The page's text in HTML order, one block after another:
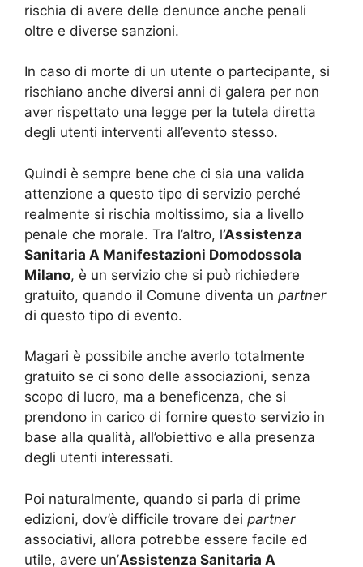
rischia di avere delle denunce anche penali
oltre e diverse sanzioni.
In caso di morte di un utente o partecipante, si
rischiano anche diversi anni di galera per non
aver rispettato una legge per la tutela diretta
degli utenti interventi all’evento stesso.
Quindi è sempre bene che ci sia una valida
attenzione a questo tipo di servizio perché
realmente si rischia moltissimo, sia a livello
penale che morale. Tra l’altro, l’Assistenza
Sanitaria A Manifestazioni Domodossola
Milano, è un servizio che si può richiedere
gratuito, quando il Comune diventa un partner
di questo tipo di evento.
Magari è possibile anche averlo totalmente
gratuito se ci sono delle associazioni, senza
scopo di lucro, ma a beneficenza, che si
prendono in carico di fornire questo servizio in
base alla qualità, all’obiettivo e alla presenza
degli utenti interessati.
Poi naturalmente, quando si parla di prime
edizioni, dov’è difficile trovare dei partner
associativi, allora potrebbe essere facile ed
utile, avere un’Assistenza Sanitaria A